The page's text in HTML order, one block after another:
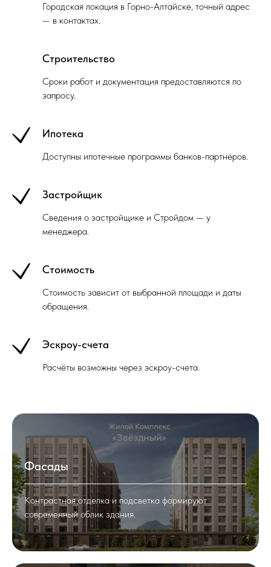
Городская локация в Горно-Алтайске, точный адрес
— в контактах.
Строительство
Сроки работ и документация предоставляются по
запросу.
Ипотека
Доступны ипотечные программы банков-партнёров.
Застройщик
Сведения о застройщике и Стройдом — у
менеджера.
Стоимость
Стоимость зависит от выбранной площади и даты
обращения.
Эскроу-счета
Расчёты возможны через эскроу-счета.
Фасады
Контрастная отделка и подсветка формируют
современный облик здания.